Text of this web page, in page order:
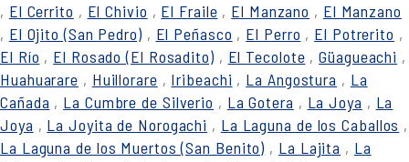
, El Cerrito , El Chivio , El Fraile , El Manzano , El Manzano
, El Ojito (San Pedro) , El Peñasco , El Perro , El Potrerito ,
El Río , El Rosado (El Rosadito) , El Tecolote ,Güagueachi ,
Huahuarare , Huillorare , Iribeachi , La Angostura , La
Cañada , La Cumbre de Silverio , La Gotera , La Joya , La
Joya , La Joyita de Norogachi , La Laguna de los Caballos ,
La Laguna de los Muertos (San Benito) , La Lajita , La